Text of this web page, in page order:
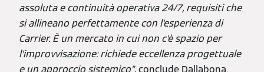
assoluta e continuità operativa 24/7, requisiti che
si allineano perfettamente con l’esperienza di
Carrier. È un mercato in cui non c’è spazio per
l’improvvisazione: richiede eccellenza progettuale